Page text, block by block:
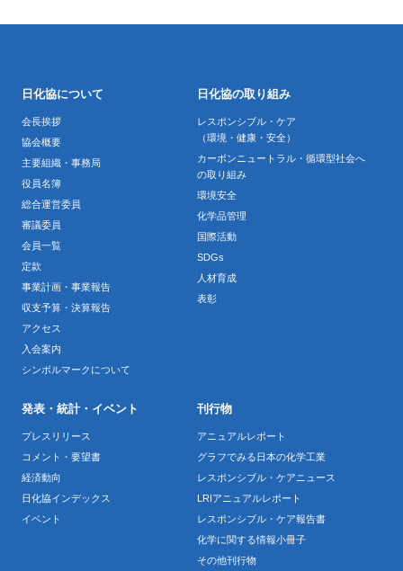
日化協について
会長挨拶
協会概要
主要組織・事務局
役員名簿
総合運営委員
審議委員
会員一覧
定款
事業計画・事業報告
収支予算・決算報告
アクセス
入会案内
シンボルマークについて
日化協の取り組み
レスポンシブル・ケア
（環境・健康・安全）
カーボンニュートラル・循環型社会へ
の取り組み
環境安全
化学品管理
国際活動
SDGs
人材育成
表彰
発表・統計・イベント
プレスリリース
コメント・要望書
経済動向
日化協インデックス
イベント
刊行物
アニュアルレポート
グラフでみる日本の化学工業
レスポンシブル・ケアニュース
LRIアニュアルレポート
レスポンシブル・ケア報告書
化学に関する情報小冊子
その他刊行物